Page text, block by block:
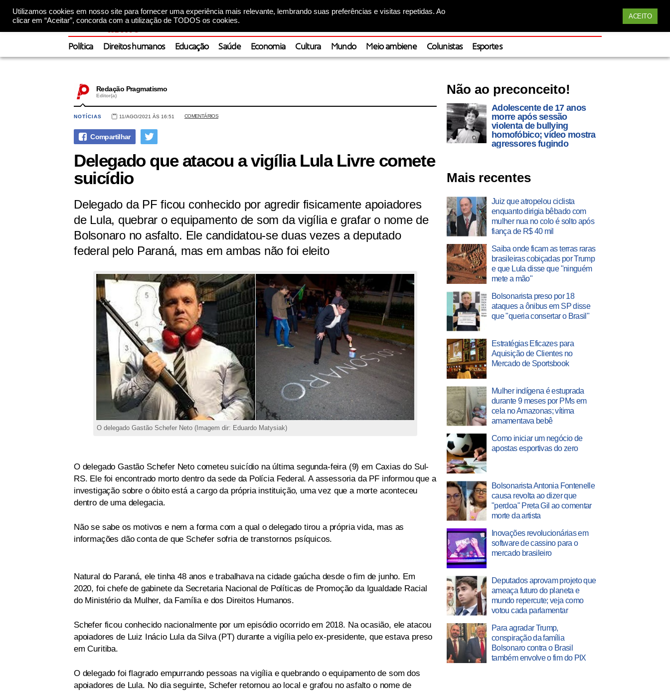
Utilizamos cookies em nosso site para fornecer uma experiência mais relevante, lembrando suas preferências e visitas repetidas. Ao
clicar em “Aceitar”, concorda com a utilização de TODOS os cookies.
ACEITO
Política Direitos humanos Educação Saúde Economia Cultura Mundo Meio ambiene Colunistas Esportes
Redação Pragmatismo
Editor(a)
NOTÍCIAS 11/AGO/2021 ÀS 16:51 COMENTÁRIOS
Delegado que atacou a vigília Lula Livre comete
suicídio
Delegado da PF ficou conhecido por agredir fisicamente apoiadores
de Lula, quebrar o equipamento de som da vigília e grafar o nome de
Bolsonaro no asfalto. Ele candidatou-se duas vezes a deputado
federal pelo Paraná, mas em ambas não foi eleito
O delegado Gastão Schefer Neto (Imagem dir: Eduardo Matysiak)
O delegado Gastão Schefer Neto cometeu suicídio na última segunda-feira (9) em Caxias do Sul-
RS. Ele foi encontrado morto dentro da sede da Polícia Federal. A assessoria da PF informou que a
investigação sobre o óbito está a cargo da própria instituição, uma vez que a morte aconteceu
dentro de uma delegacia.
Não se sabe os motivos e nem a forma com a qual o delegado tirou a própria vida, mas as
informações dão conta de que Schefer sofria de transtornos psíquicos.
Natural do Paraná, ele tinha 48 anos e trabalhava na cidade gaúcha desde o fim de junho. Em
2020, foi chefe de gabinete da Secretaria Nacional de Políticas de Promoção da Igualdade Racial
do Ministério da Mulher, da Família e dos Direitos Humanos.
Schefer ficou conhecido nacionalmente por um episódio ocorrido em 2018. Na ocasião, ele atacou
apoiadores de Luiz Inácio Lula da Silva (PT) durante a vigília pelo ex-presidente, que estava preso
em Curitiba.
O delegado foi flagrado empurrando pessoas na vigília e quebrando o equipamento de som dos
apoiadores de Lula. No dia seguinte, Schefer retornou ao local e grafou no asfalto o nome de
Não ao preconceito!
Adolescente de 17 anos
morre após sessão
violenta de bullying
homofóbico; vídeo mostra
agressores fugindo
Mais recentes
Juiz que atropelou ciclista
enquanto dirigia bêbado com
mulher nua no colo é solto após
fiança de R$ 40 mil
Saiba onde ficam as terras raras
brasileiras cobiçadas por Trump
e que Lula disse que "ninguém
mete a mão"
Bolsonarista preso por 18
ataques a ônibus em SP disse
que "queria consertar o Brasil"
Estratégias Eficazes para
Aquisição de Clientes no
Mercado de Sportsbook
Mulher indígena é estuprada
durante 9 meses por PMs em
cela no Amazonas; vítima
amamentava bebê
Como iniciar um negócio de
apostas esportivas do zero
Bolsonarista Antonia Fontenelle
causa revolta ao dizer que
"perdoa" Preta Gil ao comentar
morte da artista
Inovações revolucionárias em
software de cassino para o
mercado brasileiro
Deputados aprovam projeto que
ameaça futuro do planeta e
mundo repercute; veja como
votou cada parlamentar
Para agradar Trump,
conspiração da família
Bolsonaro contra o Brasil
também envolve o fim do PIX